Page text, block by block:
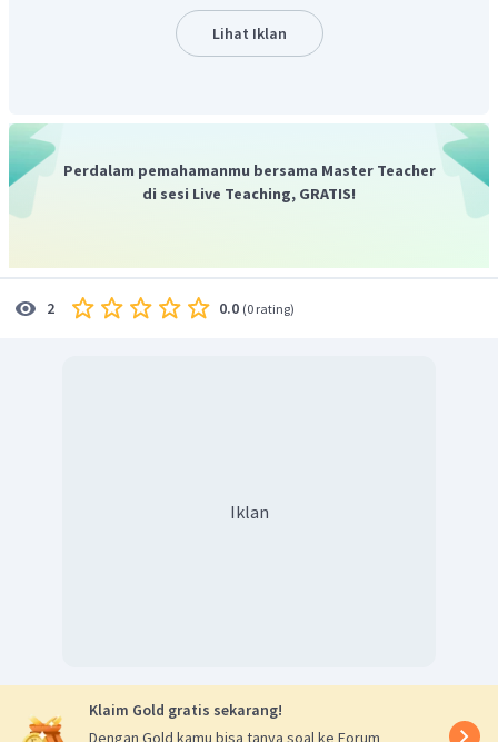
Lihat Iklan
Perdalam pemahamanmu bersama Master Teacher
di sesi Live Teaching, GRATIS!
2 0.0 (0 rating)
Iklan
Klaim Gold gratis sekarang!
Dengan Gold kamu bisa tanya soal ke Forum